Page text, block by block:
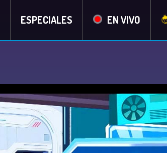
ESPECIALES EN VIVO